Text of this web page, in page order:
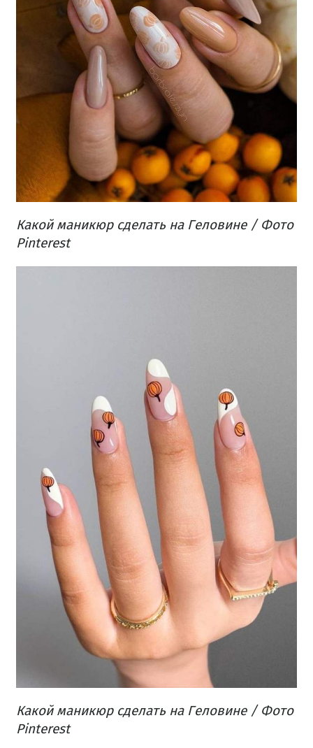
Какой маникюр сделать на Геловине / Фото
Pinterest
Какой маникюр сделать на Геловине / Фото
Pinterest